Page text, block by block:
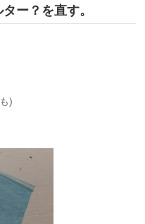
ー？を直す。
)